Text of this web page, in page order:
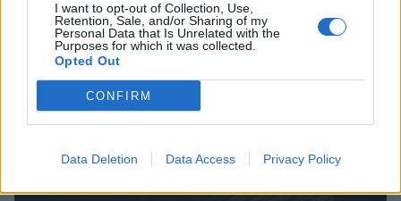
I want to opt-out of Collection, Use,
Retention, Sale, and/or Sharing of my
Personal Data that Is Unrelated with the
Purposes for which it was collected.
Opted Out
CONFIRM
Data Deletion Data Access Privacy Policy
4
UUTISET